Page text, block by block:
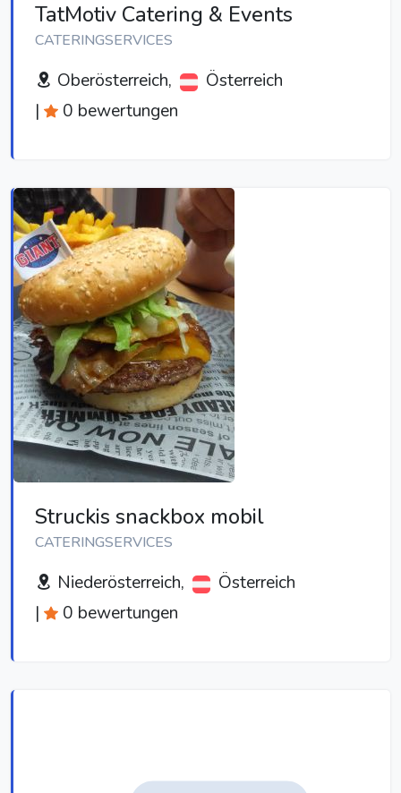
TatMotiv Catering & Events
CATERINGSERVICES
Oberösterreich,
Österreich
|
0 bewertungen
Struckis snackbox mobil
CATERINGSERVICES
Niederösterreich,
Österreich
|
0 bewertungen